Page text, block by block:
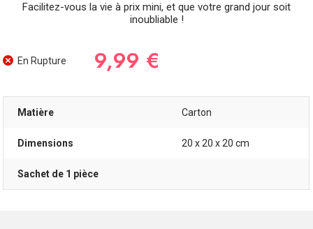
Facilitez-vous la vie à prix mini, et que votre grand jour soit
inoubliable !
En Rupture 9,99 €
Matière Carton
Dimensions 20 x 20 x 20 cm
Sachet de 1 pièce